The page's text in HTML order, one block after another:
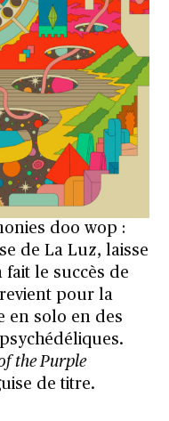
doo wop :
de La Luz, laisse
le succès de
pour la
en solo en des
the Purple
de titre.